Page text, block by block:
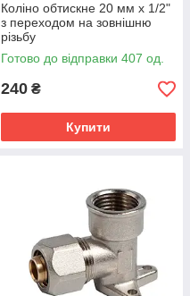
Коліно обтискне 20 мм х 1/2"
з переходом на зовнішню
різьбу
Готово до відправки 407 од.
240 ₴
Купити